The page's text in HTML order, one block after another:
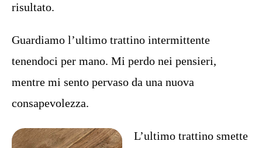
risultato.
Guardiamo l’ultimo trattino intermittente
tenendoci per mano. Mi perdo nei pensieri,
mentre mi sento pervaso da una nuova
consapevolezza.
L’ultimo trattino smette